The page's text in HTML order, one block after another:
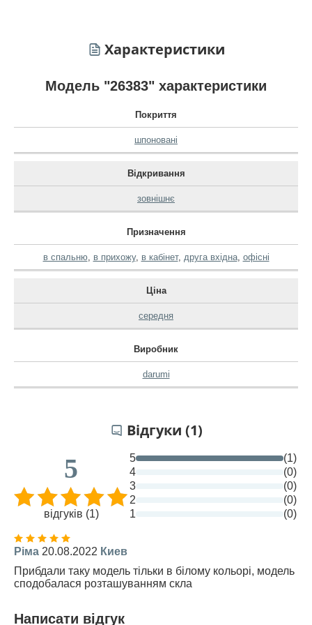
Характеристики
Модель "26383" характеристики
Покриття
шпоновані
Відкривання
зовнішнє
Призначення
в спальню, в прихожу, в кабінет, друга вхідна, офісні
Ціна
середня
Виробник
darumi
Відгуки (1)
5
відгуків (1)
5
(1)
4
(0)
3
(0)
2
(0)
1
(0)
Ріма 20.08.2022 Киев
Прибдали таку модель тільки в білому кольорі, модель
сподобалася розташуванням скла
Написати відгук